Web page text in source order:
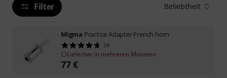
Filter Beliebtheit
Migma Practice Adapter French horn
24
Lieferbar in mehreren Monaten
77€